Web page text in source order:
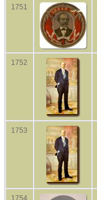
1751
1752
1753